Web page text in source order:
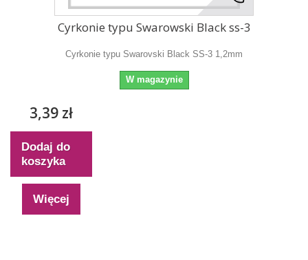
Cyrkonie typu Swarowski Black ss-3
Cyrkonie typu Swarovski Black SS-3 1,2mm
W magazynie
3,39 zł
Dodaj do
koszyka
Więcej